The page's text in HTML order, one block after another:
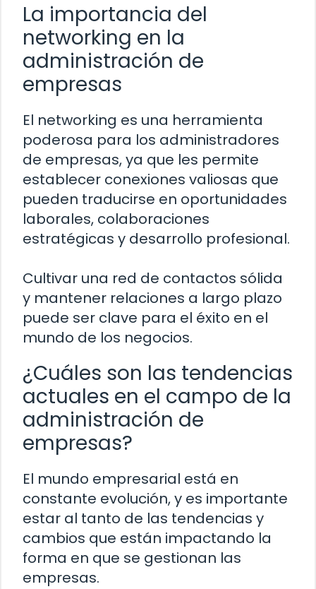
La importancia del
networking en la
administración de
empresas
El networking es una herramienta
poderosa para los administradores
de empresas, ya que les permite
establecer conexiones valiosas que
pueden traducirse en oportunidades
laborales, colaboraciones
estratégicas y desarrollo profesional.
Cultivar una red de contactos sólida
y mantener relaciones a largo plazo
puede ser clave para el éxito en el
mundo de los negocios.
¿Cuáles son las tendencias
actuales en el campo de la
administración de
empresas?
El mundo empresarial está en
constante evolución, y es importante
estar al tanto de las tendencias y
cambios que están impactando la
forma en que se gestionan las
empresas.